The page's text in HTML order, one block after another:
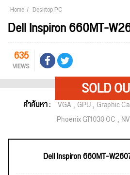
Home Desktop PC
Dell Inspiron 660MT-
635
VIEWS
คำค้นหา : VGA GPU Graphic
Phoenix GT1030 OC
Dell Inspiron 660MT-